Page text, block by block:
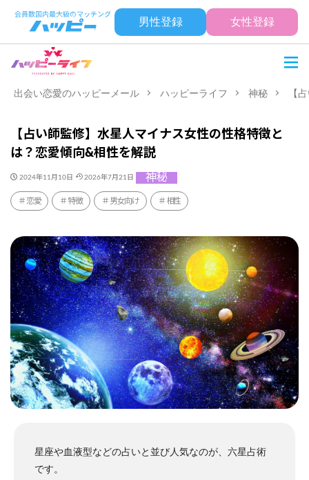
男性登録 女性登録
出会い恋愛のハッピーメール ハッピーライフ 神秘 【
【占い師監修】水星人マイナス女性の性格特徴と
は？恋愛傾向&相性を解説
2024年11月10日 2026年7月21日 神秘
恋愛 特徴 男女向け 相性
星座や血液型などの占いと並び人気なのが、六星占術
です。